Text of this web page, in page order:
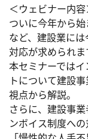
＜ウェビナー内容
ついに今年から
など、建設業に
対応が求められま
本セミナーでは
トについて建設
視点から解説。
さらに、建設事
ンボイス制度への